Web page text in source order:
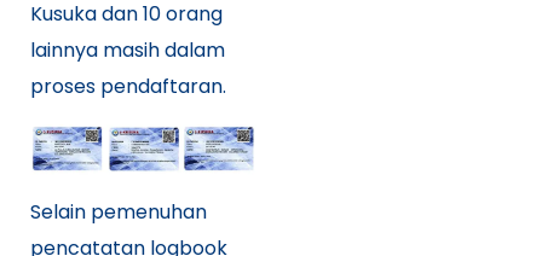
Kusuka dan 10 orang
lainnya masih dalam
proses pendaftaran.
Selain pemenuhan
pencatatan logbook